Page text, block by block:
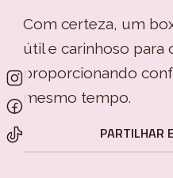
Com certeza, um
útil e carinhoso para
proporcionando
mesmo tempo.
PARTILHAR